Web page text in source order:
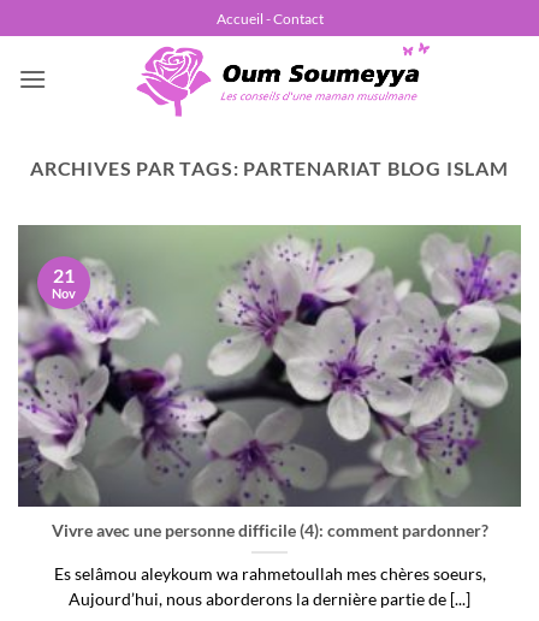
au
contenu
Accueil - Contact
ARCHIVES PAR TAGS: PARTENARIAT BLOG ISLAM
Vivre avec une personne difficile (4): comment pardonner?
Es selâmou aleykoum wa rahmetoullah mes chères soeurs,
Aujourd’hui, nous aborderons la dernière partie de [...]
21
Nov